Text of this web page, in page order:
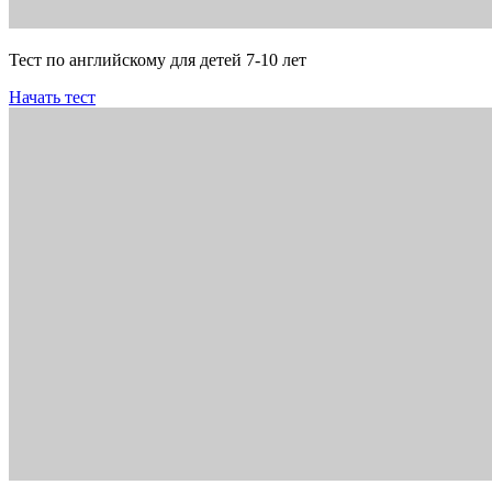
Тест по английскому для детей 7-10 лет
Начать тест